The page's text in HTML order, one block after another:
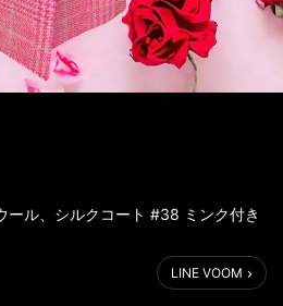
ール、シルクコート #38 ミンク付き
ハート🩷モチーフネックレス
LINE VOOM